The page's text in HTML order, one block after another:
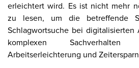
erleichtert wird. Es ist nicht mehr
zu lesen, um die betreffende
Schlagwortsuche bei
komplexen
Arbeitserleichterung und